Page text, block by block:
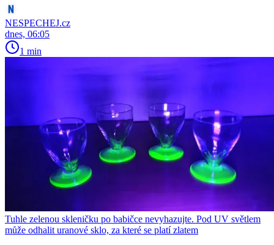
NESPECHEJ.cz
dnes, 06:05
1 min
Tuhle zelenou skleničku po babičce nevyhazujte. Pod UV světlem
může odhalit uranové sklo, za které se platí zlatem